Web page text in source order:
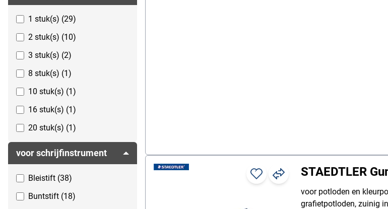
1 stuk(s) (29)
2 stuk(s) (10)
3 stuk(s) (2)
8 stuk(s) (1)
10 stuk(s) (1)
16 stuk(s) (1)
20 stuk(s) (1)
30 stuk(s) (1)
voor schrijfinstrument
Bleistift (38)
Buntstift (18)
STAEDTLER
voor potloden en
grafietpotloden, zuinig